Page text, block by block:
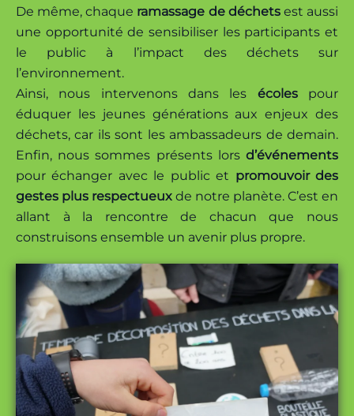
De même, chaque ramassage de déchetsest aussi
une opportunité de sensibiliser les participants et
le public à l’impact des déchets sur
l’environnement.
Ainsi, nous intervenons dans les écolespour
éduquer les jeunes générations aux enjeux des
déchets, car ils sont les ambassadeurs de demain.
Enfin, nous sommes présents lors d’événements
pour échanger avec le public et promouvoir des
gestes plus respectueux de notre planète. C’est en
allant à la rencontre de chacun que nous
construisons ensemble un avenir plus propre.